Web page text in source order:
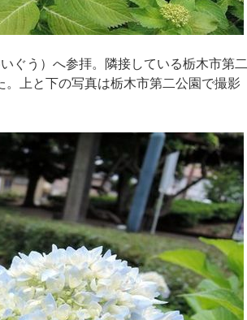
ぐう）へ参拝。隣接している栃木市第二
上と下の写真は栃木市第二公園で撮影